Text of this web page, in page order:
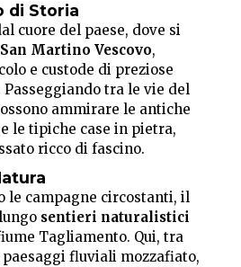
di Storia
cuore del paese, dove si
Martino Vescovo,
e custode di preziose
Passeggiando tra le vie del
ammirare le antiche
le tipiche case in pietra,
ricco di fascino.
le campagne circostanti, il
sentieri naturalistici
Tagliamento. Qui, tra
fluviali mozzafiato,